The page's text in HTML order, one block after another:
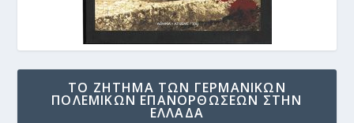
ΤΟ ΖΗΤΗΜΑ ΤΩΝ ΓΕΡΜΑΝΙΚΩΝ
ΠΟΛΕΜΙΚΩΝ ΕΠΑΝΟΡΘΩΣΕΩΝ ΣΤΗΝ
ΕΛΛΑΔΑ